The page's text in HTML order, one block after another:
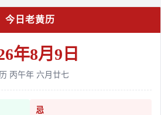
今日老黄历
年8月9日
丙午年 六月廿七
忌